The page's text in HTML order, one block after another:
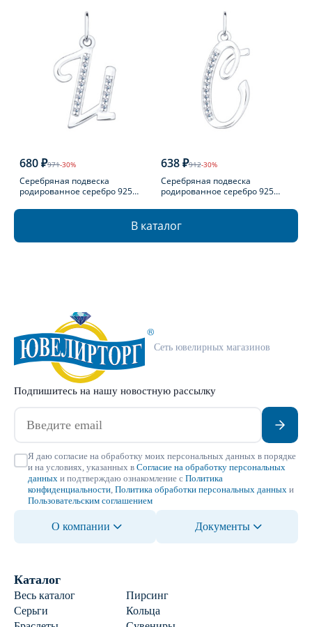
680 ₽971-30%
Серебряная подвеска
родированное серебро 925
638 ₽912-30%
Серебряная подвеска
родированное серебро 925
В каталог
Сеть ювелирных магазинов
Подпишитесь на нашу новостную рассылку
Я даю согласие на обработку моих персональных данных в порядке
и на условиях, указанных в Согласие на обработку персональных
данных и подтверждаю ознакомление с Политика
конфиденциальности Политика обработки персональных данных и
Пользовательским соглашением
О компании Документы
Каталог
Весь каталог
Пирсинг
Серьги
Кольца